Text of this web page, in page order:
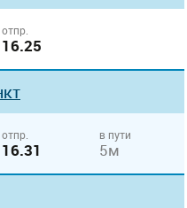
отпр.
16.25
отпр.
16.31
в пути
5м